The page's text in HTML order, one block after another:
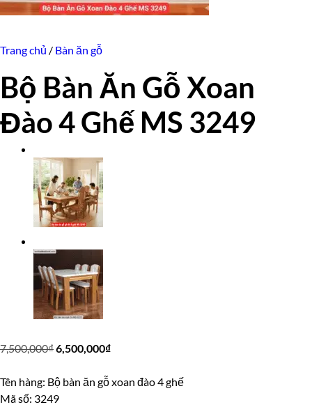
Trang chủ / Bàn ăn gỗ
Bộ Bàn Ăn Gỗ Xoan
Đào 4 Ghế MS 3249
7,500,000₫Giá
là:
7,500,000₫.
6,500,000₫Giá
tại
Tên hàng: Bộ bàn ăn gỗ xoan đào 4 ghế
Mã số: 3249